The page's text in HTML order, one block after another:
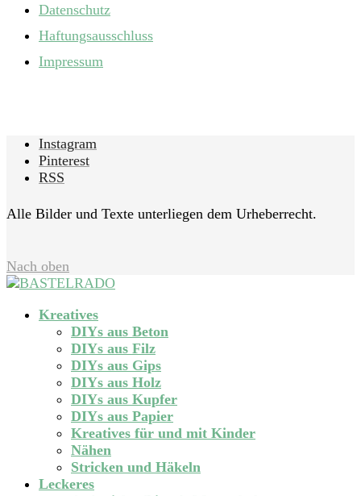
Datenschutz
Haftungsausschluss
Impressum
Instagram
Pinterest
RSS
Alle Bilder und Texte unterliegen dem Urheberrecht.
Nach oben
Kreatives
DIYs aus Beton
DIYs aus Filz
DIYs aus Gips
DIYs aus Holz
DIYs aus Kupfer
DIYs aus Papier
Kreatives für und mit Kinder
Nähen
Stricken und Häkeln
Leckeres